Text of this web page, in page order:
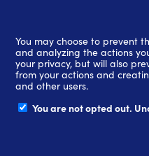
You may choose to prevent
and analyzing the actions
your privacy, but will also
from your actions and
and other users.
You are not opted out.